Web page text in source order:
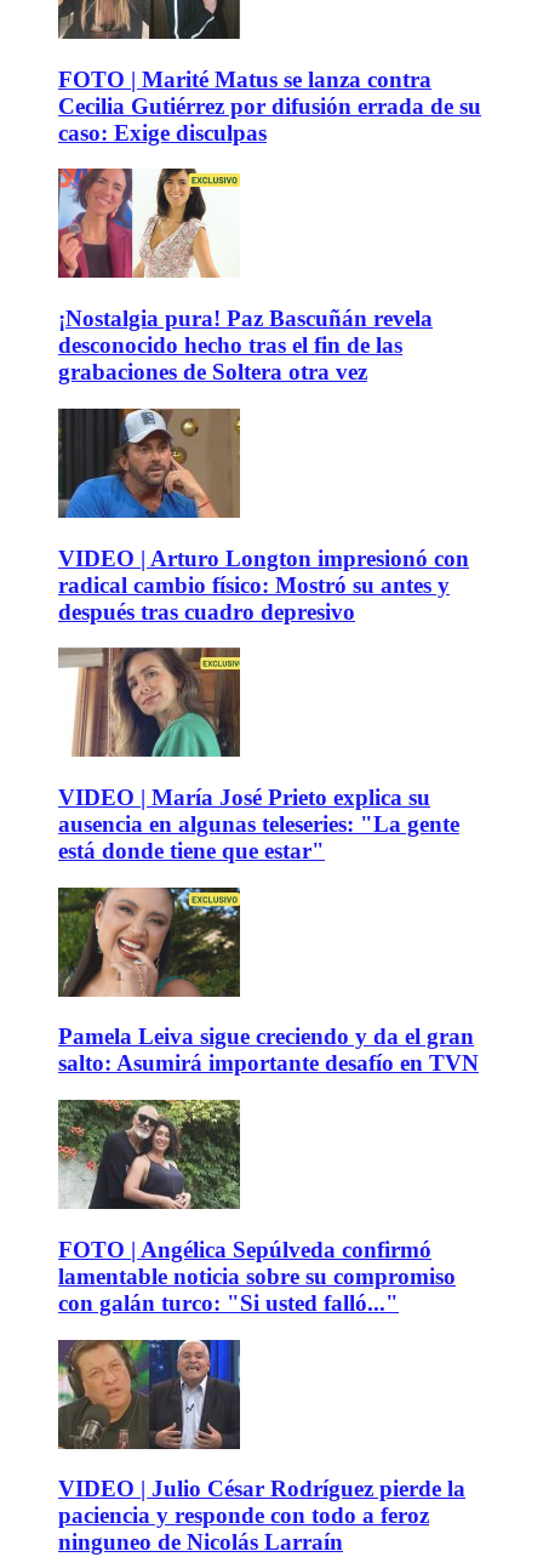
FOTO | Marité Matus se lanza contra
Cecilia Gutiérrez por difusión errada de su
caso: Exige disculpas
¡Nostalgia pura! Paz Bascuñán revela
desconocido hecho tras el fin de las
grabaciones de Soltera otra vez
VIDEO | Arturo Longton impresionó con
radical cambio físico: Mostró su antes y
después tras cuadro depresivo
VIDEO | María José Prieto explica su
ausencia en algunas teleseries: "La gente
está donde tiene que estar"
Pamela Leiva sigue creciendo y da el gran
salto: Asumirá importante desafío en TVN
FOTO | Angélica Sepúlveda confirmó
lamentable noticia sobre su compromiso
con galán turco: "Si usted falló..."
VIDEO | Julio César Rodríguez pierde la
paciencia y responde con todo a feroz
ninguneo de Nicolás Larraín